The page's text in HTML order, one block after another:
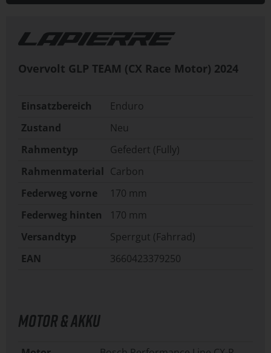
Overvolt GLP TEAM (CX Race Motor) 2024
Einsatzbereich
Enduro
Zustand
Neu
Rahmentyp
Gefedert (Fully)
Rahmenmaterial Carbon
Federweg vorne
170 mm
Federweg hinten
170 mm
Versandtyp
Sperrgut (Fahrrad)
EAN
3660423379250
MOTOR & AKKU